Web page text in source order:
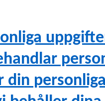
din